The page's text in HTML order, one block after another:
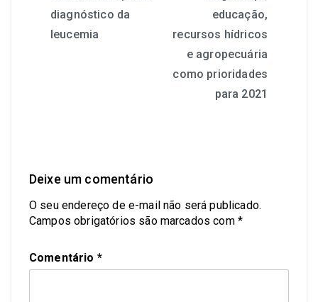
diagnóstico da
leucemia
educação,
recursos hídricos
e agropecuária
como prioridades
para 2021
Deixe um comentário
O seu endereço de e-mail não será publicado.
Campos obrigatórios são marcados com *
Comentário *